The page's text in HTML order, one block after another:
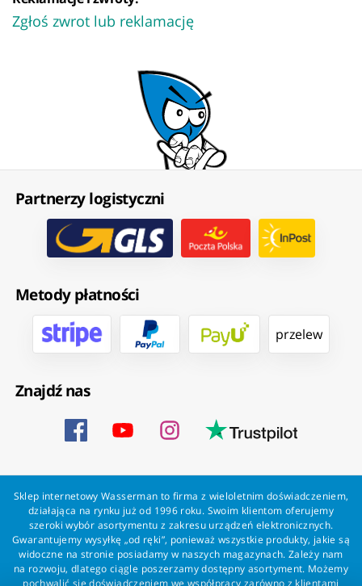
Zgłoś zwrot lub reklamację
Partnerzy logistyczni
Metody płatności
przelew
Znajdź nas
Sklep internetowy Wasserman to firma z wieloletnim doświadczeniem,
działająca na rynku już od 1996 roku. Swoim klientom oferujemy
szeroki wybór asortymentu z zakresu urządzeń elektronicznych.
Gwarantujemy wysyłkę „od ręki”, ponieważ wszystkie produkty, jakie są
widoczne na stronie posiadamy w naszych magazynach. Zależy nam
na rozwoju, dlatego ciągle poszerzamy dostępny asortyment. Możemy
pochwalić się doświadczeniem we współpracy zarówno z klientami